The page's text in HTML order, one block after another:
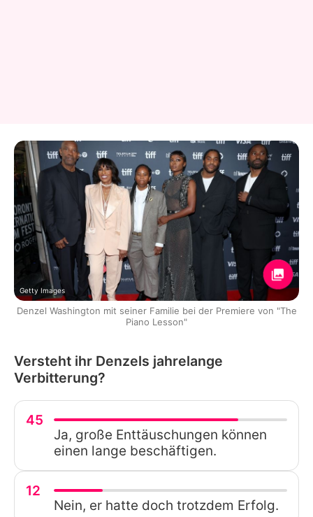
Getty Images
Denzel Washington mit seiner Familie bei der Premiere von "The
Piano Lesson"
Versteht ihr Denzels jahrelange
Verbitterung?
45
Ja, große Enttäuschungen können
einen lange beschäftigen.
12
Nein, er hatte doch trotzdem Erfolg.